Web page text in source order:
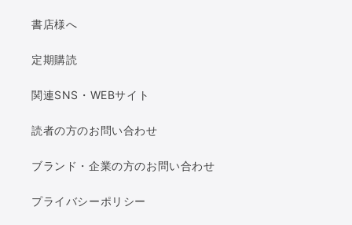
書店様へ
定期購読
関連SNS・WEBサイト
読者の方のお問い合わせ
ブランド・企業の方のお問い合わせ
プライバシーポリシー